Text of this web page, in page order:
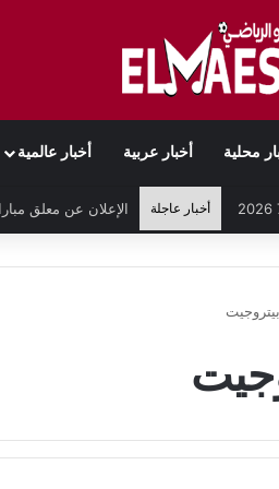
محلية أخبار عربية أخبار عالمية
أخبار عاجلة
بيتروجيت